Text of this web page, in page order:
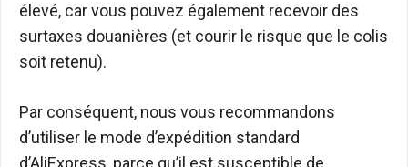
élevé, car vous pouvez également recevoir des
surtaxes douanières (et courir le risque que le colis
soit retenu).
Par conséquent, nous vous recommandons
d’utiliser le mode d’expédition standard